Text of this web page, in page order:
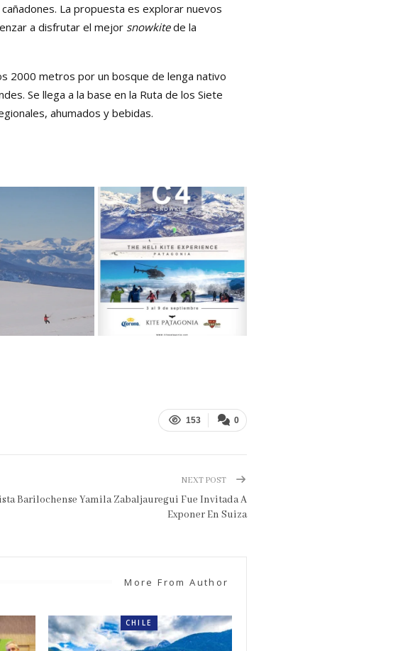
La propuesta es explorar nuevos
a disfrutar el mejor snowkitede la
2000 metros por un bosque de lenga nativo
Se llega a la base en la Ruta de los Siete
ahumados y bebidas.
0
153
NEXT POST
Barilochense Yamila Zabaljauregui Fue Invitada A
Exponer En Suiza
More From Author
CHILE